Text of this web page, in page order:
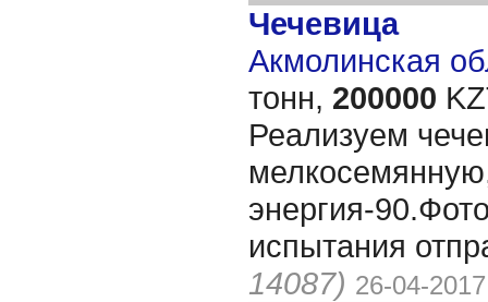
Чечевица
Акмолинская
тонн, 200000
Реализуем
энергия-
испытания
14087) 26-04-2017